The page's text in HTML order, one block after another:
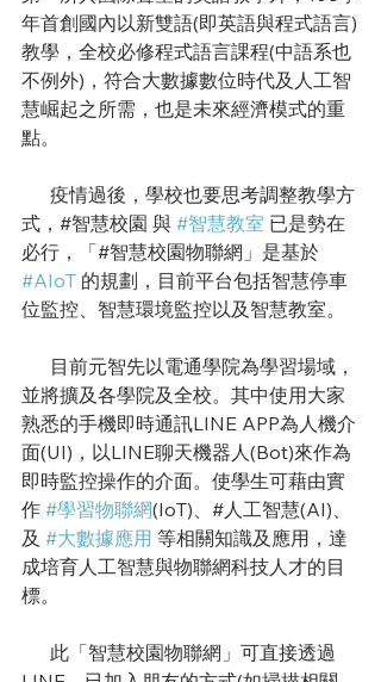
年首創國內以新雙語(即英語與程式語言)
教學，全校必修程式語言課程(中語系也
不例外)，符合大數據數位時代及人工智
慧崛起之所需，也是未來經濟模式的重
點。
式，#智慧校園 與 #智慧教室 已是勢在
必行，「#智慧校園物聯網」是基於
#AIoT 的規劃，目前平台包括智慧停車
位監控、智慧環境監控以及智慧教室。
並將擴及各學院及全校。其中使用大家
熟悉的手機即時通訊LINE APP為人機介
面(UI)，以LINE聊天機器人(Bot)來作為
即時監控操作的介面。使學生可藉由實
作 #學習物聯網(IoT)、#人工智慧(AI)、
及 #大數據應用 等相關知識及應用，達
成培育人工智慧與物聯網科技人才的目
標。